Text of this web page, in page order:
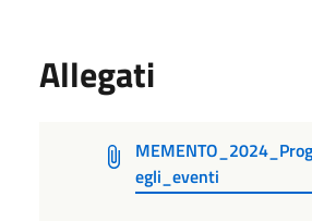
Allegati
egli_eventi